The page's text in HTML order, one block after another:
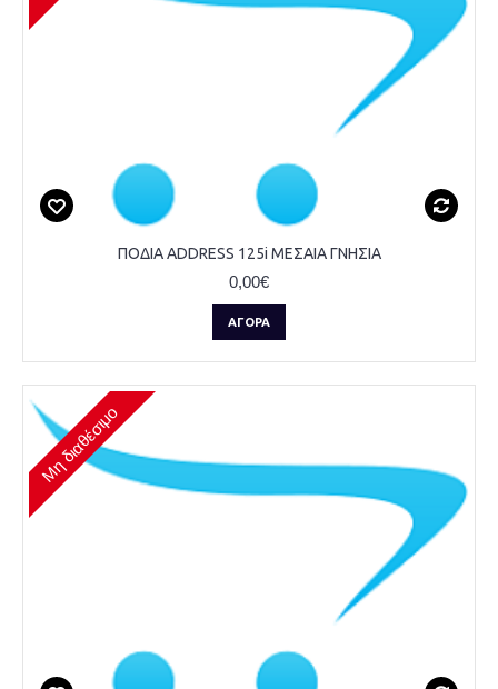
ΠΟΔΙΑ ADDRESS 125i ΜΕΣΑΙΑ ΓΝΗΣΙΑ
0,00€
ΑΓΟΡΆ
Μη διαθέσιμο